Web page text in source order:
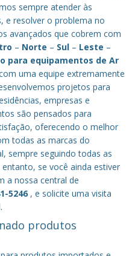
sempre atender às
e resolver o problema no
avançados que cobrem com
– Norte – Sul – Leste –
para equipamentos de Ar
uma equipe extremamente
projetos para
empresas e
são pensados para
oferecendo o melhor
todas as marcas do
sempre seguindo todas as
se você ainda estiver
a nossa central de
5246 , e solicite uma visita
produtos